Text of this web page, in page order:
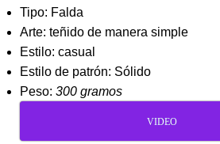
Tipo: Falda
Arte: teñido de manera simple
Estilo: casual
Estilo de patrón: Sólido
Peso: 300 gramos
VIDEO